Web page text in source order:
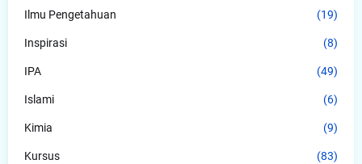
Ilmu Pengetahuan (19)
Inspirasi (8)
IPA (49)
Islami (6)
Kimia (9)
Kursus (83)